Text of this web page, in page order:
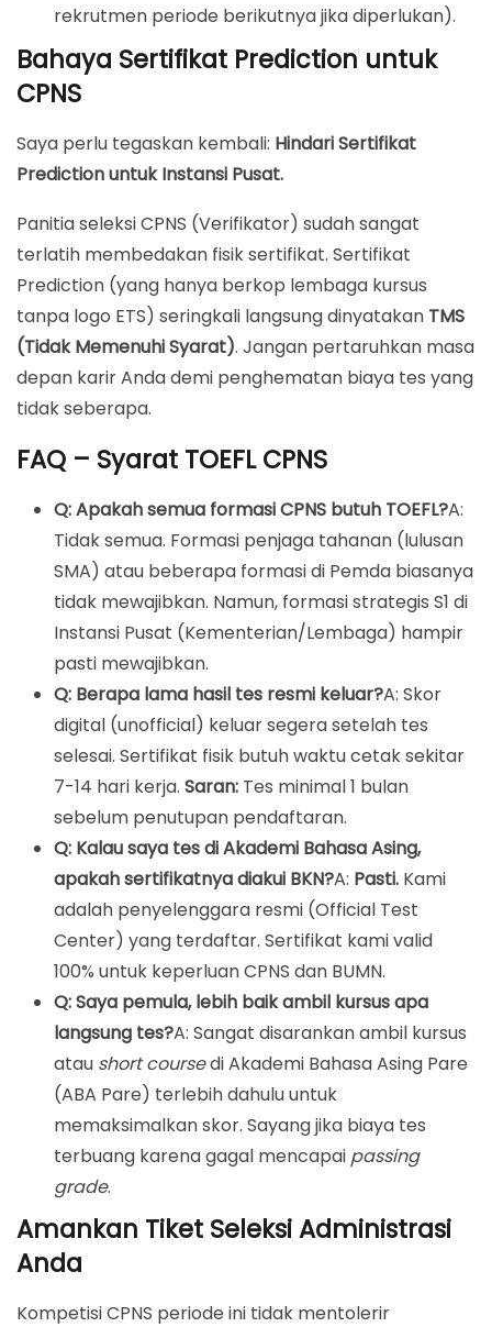
rekrutmen periode berikutnya jika diperlukan).
Bahaya Sertifikat Prediction untuk
CPNS
Saya perlu tegaskan kembali: Hindari Sertifikat
Prediction untuk Instansi Pusat.
Panitia seleksi CPNS (Verifikator) sudah sangat
terlatih membedakan fisik sertifikat. Sertifikat
Prediction (yang hanya berkop lembaga kursus
tanpa logo ETS) seringkali langsung dinyatakan TMS
(Tidak Memenuhi Syarat). Jangan pertaruhkan masa
depan karir Anda demi penghematan biaya tes yang
tidak seberapa.
FAQ – Syarat TOEFL CPNS
Q: Apakah semua formasi CPNS butuh TOEFL?A:
Tidak semua. Formasi penjaga tahanan (lulusan
SMA) atau beberapa formasi di Pemda biasanya
tidak mewajibkan. Namun, formasi strategis S1 di
Instansi Pusat (Kementerian/Lembaga) hampir
pasti mewajibkan.
Q: Berapa lama hasil tes resmi keluar?A: Skor
digital (unofficial) keluar segera setelah tes
selesai. Sertifikat fisik butuh waktu cetak sekitar
7-14 hari kerja.Saran: Tes minimal 1 bulan
sebelum penutupan pendaftaran.
Q: Kalau saya tes di Akademi Bahasa Asing,
apakah sertifikatnya diakui BKN?A: Pasti. Kami
adalah penyelenggara resmi (Official Test
Center) yang terdaftar. Sertifikat kami valid
100% untuk keperluan CPNS dan BUMN.
Q: Saya pemula, lebih baik ambil kursus apa
langsung tes?A: Sangat disarankan ambil kursus
atau short coursedi Akademi Bahasa Asing Pare
(ABA Pare) terlebih dahulu untuk
memaksimalkan skor. Sayang jika biaya tes
terbuang karena gagal mencapai passing
grade.
Amankan Tiket Seleksi Administrasi
Anda
Kompetisi CPNS periode ini tidak mentolerir